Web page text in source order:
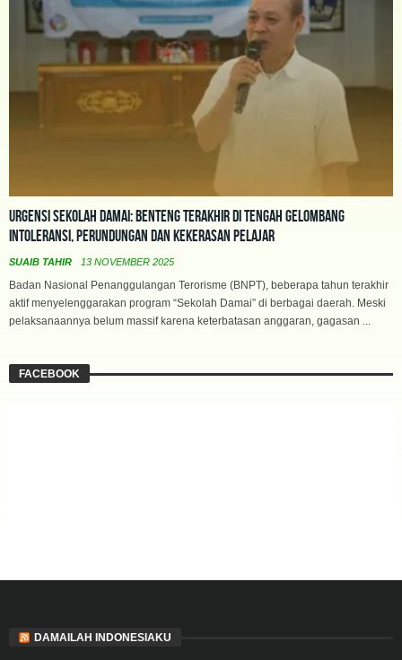
Urgensi Sekolah Damai: Benteng Terakhir di Tengah Gelombang
Intoleransi, Perundungan dan Kekerasan Pelajar
SUAIB TAHIR 13 NOVEMBER 2025
Badan Nasional Penanggulangan Terorisme (BNPT), beberapa tahun terakhir
aktif menyelenggarakan program “Sekolah Damai” di berbagai daerah. Meski
pelaksanaannya belum massif karena keterbatasan anggaran, gagasan ...
FACEBOOK
DAMAILAH INDONESIAKU